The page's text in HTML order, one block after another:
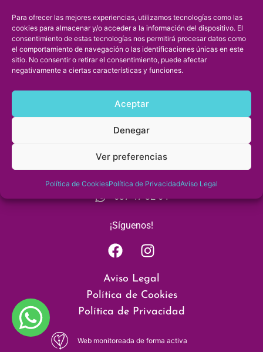
Para ofrecer las mejores experiencias, utilizamos tecnologías como las
cookies para almacenar y/o acceder a la información del dispositivo. El
consentimiento de estas tecnologías nos permitirá procesar datos como
el comportamiento de navegación o las identificaciones únicas en este
sitio. No consentir o retirar el consentimiento, puede afectar
negativamente a ciertas características y funciones.
Aceptar
Denegar
Ver preferencias
Política de CookiesPolítica de PrivacidadAviso Legal
«Fisioterapia en cada paso»
Cita previa
956 53 85 10
637 47 32 64
¡Síguenos!
Aviso Legal
Política de Cookies
Política de Privacidad
Web monitoreada de forma activa